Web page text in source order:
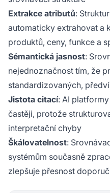
Extrakce atributů:
automaticky extrahovat a
produktů, ceny, funkce a
Sémantická jasnost:
nejednoznačnost tím, že
standardizovaných,
Jistota citací: AI
častěji, protože
interpretační chyby
Škálovatelnost:
systémům současně
zlepšuje přesnost